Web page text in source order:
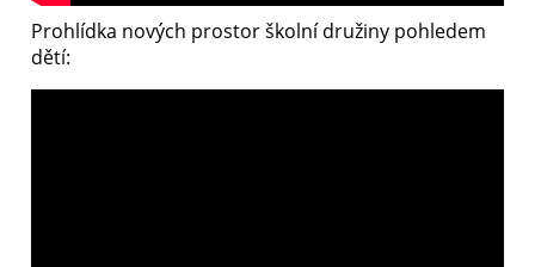
Prohlídka nových prostor školní družiny pohledem
dětí: